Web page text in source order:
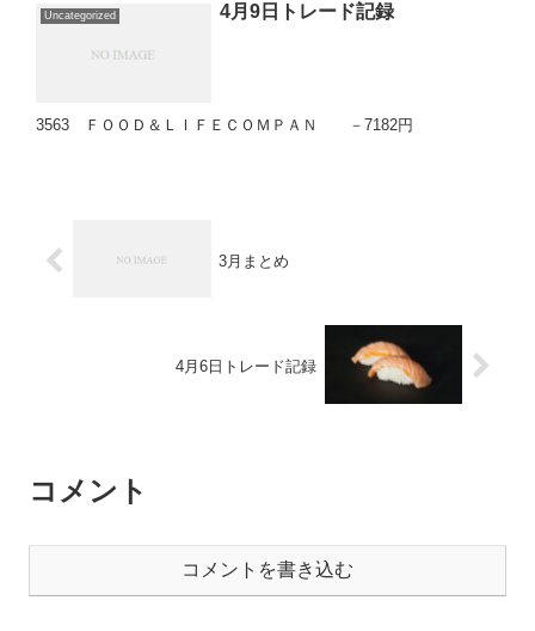
Uncategorized 4月9日トレード記録
3563 ＦＯＯＤ＆ＬＩＦＥＣＯＭＰＡＮ －7182円
3月まとめ
4月6日トレード記録
コメント
コメントを書き込む